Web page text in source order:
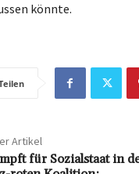
könnte.
Artikel
für Sozialstaat in